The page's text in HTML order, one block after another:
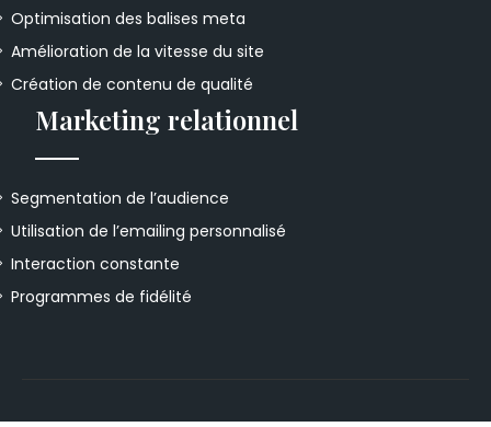
Optimisation des balises meta
Amélioration de la vitesse du site
Création de contenu de qualité
Marketing relationnel
Segmentation de l’audience
Utilisation de l’emailing personnalisé
Interaction constante
Programmes de fidélité